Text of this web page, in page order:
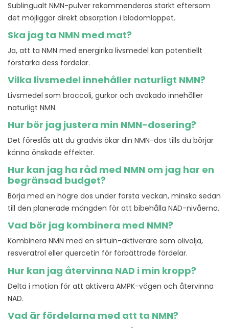
Sublingualt NMN-pulver rekommenderas starkt eftersom
det möjliggör direkt absorption i blodomloppet.
Ska jag ta NMN med mat?
Ja, att ta NMN med energirika livsmedel kan potentiellt
förstärka dess fördelar.
Vilka livsmedel innehåller naturligt NMN?
Livsmedel som broccoli, gurkor och avokado innehåller
naturligt NMN.
Hur bör jag justera min NMN-dosering?
Det föreslås att du gradvis ökar din NMN-dos tills du börjar
känna önskade effekter.
Hur kan jag ha råd med NMN om jag har en
begränsad budget?
Börja med en högre dos under första veckan, minska sedan
till den planerade mängden för att bibehålla NAD-nivåerna.
Vad bör jag kombinera med NMN?
Kombinera NMN med en sirtuin-aktiverare som olivolja,
resveratrol eller quercetin för förbättrade fördelar.
Hur kan jag återvinna NAD i min kropp?
Delta i motion för att aktivera AMPK-vägen och återvinna
NAD.
Vad är fördelarna med att ta NMN?